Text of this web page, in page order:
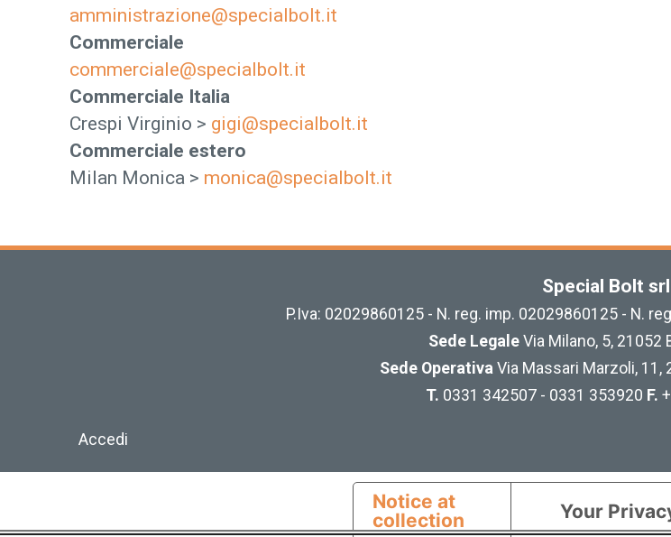
amministrazione@specialbolt.it
Commerciale
commerciale@specialbolt.it
Commerciale Italia
Crespi Virginio > gigi@specialbolt.it
Commerciale estero
Milan Monica > monica@specialbolt.it
Special Bolt srl
P.Iva: 02029860125 - N. reg. imp. 02029860125 - N.
Sede LegaleVia Milano, 5, 21052
Sede Operativa Via Massari Marzoli, 11,
T. 0331 342507 - 0331 353920 F.
Accedi
Notice at
collection
Your